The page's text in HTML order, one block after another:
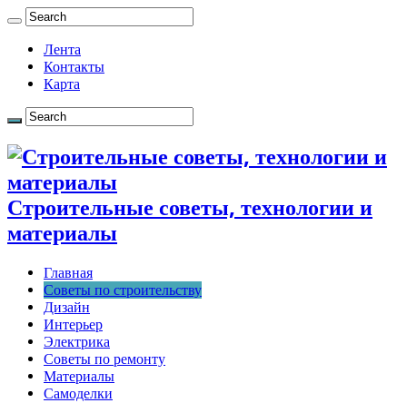
Лента
Контакты
Карта
Строительные советы, технологии и
материалы
Главная
Советы по строительству
Дизайн
Интерьер
Электрика
Советы по ремонту
Материалы
Самоделки